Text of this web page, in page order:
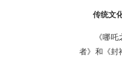
传统文化
《哪吒之
者》和《封